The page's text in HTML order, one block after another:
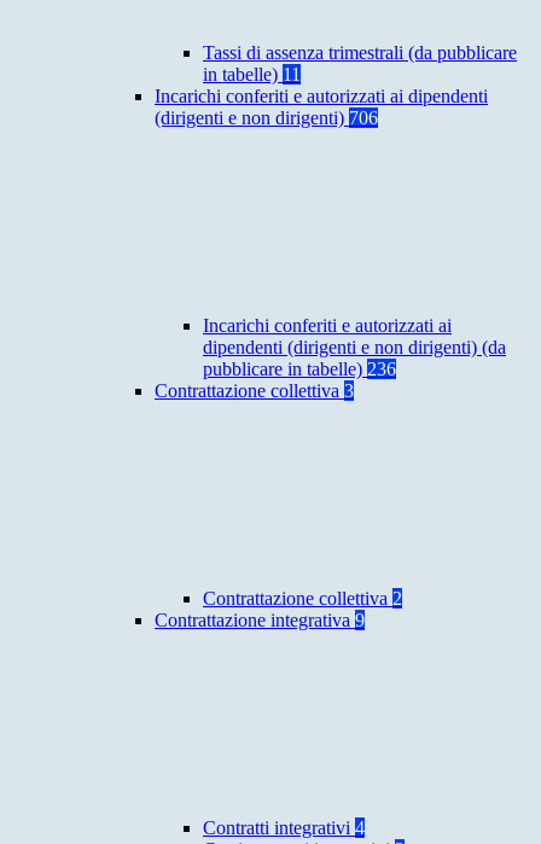
Tassi di assenza trimestrali (da pubblicare
in tabelle) 11
Incarichi conferiti e autorizzati ai dipendenti
(dirigenti e non dirigenti) 706
Incarichi conferiti e autorizzati ai
dipendenti (dirigenti e non dirigenti) (da
pubblicare in tabelle) 236
Contrattazione collettiva 3
Contrattazione collettiva 2
Contrattazione integrativa 9
Contratti integrativi 4